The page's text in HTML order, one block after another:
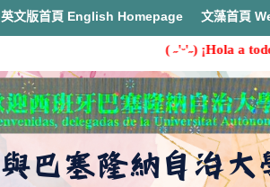
英文版首頁 English Homepage 文藻首頁
( ˶'ᵕ'˶) ¡Hola a todos!